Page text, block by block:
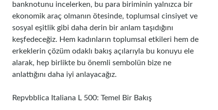
banknotunu incelerken, bu para biriminin yalnızca bir
ekonomik araç olmanın ötesinde, toplumsal cinsiyet ve
sosyal eşitlik gibi daha derin bir anlam taşıdığını
keşfedeceğiz. Hem kadınların toplumsal etkileri hem de
erkeklerin çözüm odaklı bakış açılarıyla bu konuyu ele
alarak, hep birlikte bu önemli sembolün bize ne
anlattığını daha iyi anlayacağız.
Repvbblica Italiana L 500: Temel Bir Bakış